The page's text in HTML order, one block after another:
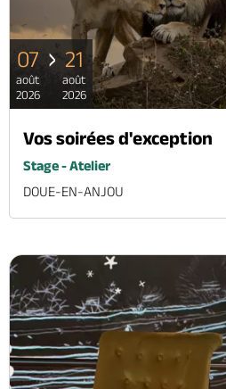
07
août
2026
21
août
2026
Vos soirées d'exception
Stage - Atelier
DOUE-EN-ANJOU